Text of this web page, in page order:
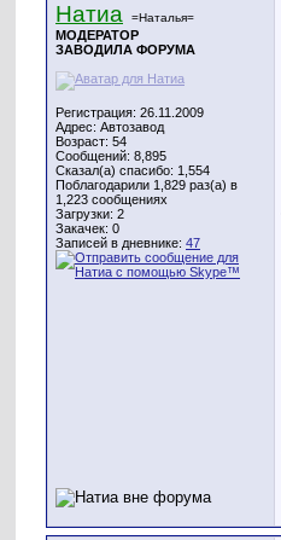
Натиа =Наталья=
МОДЕРАТОР
ЗАВОДИЛА ФОРУМА
Регистрация: 26.11.2009
Адрес: Автозавод
Возраст: 54
Сообщений: 8,895
Сказал(а) спасибо: 1,554
Поблагодарили 1,829 раз(а) в
1,223 сообщениях
Загрузки: 2
Закачек: 0
Записей в дневнике: 47